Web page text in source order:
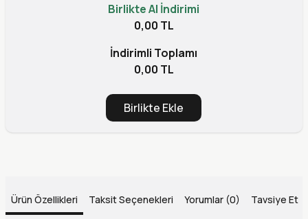
Birlikte Al İndirimi
0,00 TL
İndirimli Toplamı
0,00 TL
Birlikte Ekle
Ürün Özellikleri Taksit Seçenekleri Yorumlar (0) Tavsiye Et